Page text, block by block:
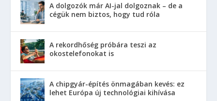
A dolgozók már AI-jal dolgoznak – de a
cégük nem biztos, hogy tud róla
A rekordhőség próbára teszi az
okostelefonokat is
A chipgyár-építés önmagában kevés: ez
lehet Európa új technológiai kihívása